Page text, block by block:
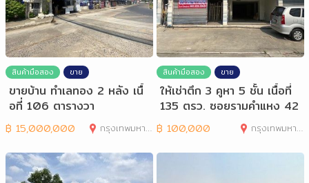
สินค้ามือสอง ขาย
ขายบ้าน ทำเลทอง 2 หลัง เนื้
อที่ 106 ตารางวา
฿ 15,000,000 กรุงเทพมหานคร
สินค้ามือสอง ขาย
ให้เช่าตึก 3 คูหา 5 ชั้น เนื้อที่
135 ตรว. ซอยรามคำแหง 42
฿ 100,000 กรุงเทพมหานคร